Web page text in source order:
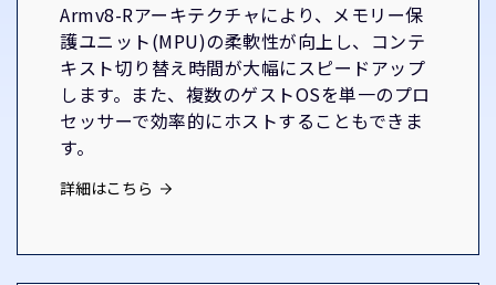
Armv8-Rアーキテクチャにより、メモリー保
護ユニット(MPU)の柔軟性が向上し、コンテ
キスト切り替え時間が大幅にスピードアップ
します。また、複数のゲストOSを単一のプロ
セッサーで効率的にホストすることもできま
す。
詳細はこちら